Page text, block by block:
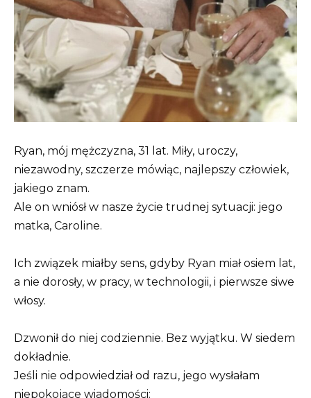
Ryan, mój mężczyzna, 31 lat. Miły, uroczy,
niezawodny, szczerze mówiąc, najlepszy człowiek,
jakiego znam.
Ale on wniósł w nasze życie trudnej sytuacji: jego
matka, Caroline.
Ich związek miałby sens, gdyby Ryan miał osiem lat,
a nie dorosły, w pracy, w technologii, i pierwsze siwe
włosy.
Dzwonił do niej codziennie. Bez wyjątku. W siedem
dokładnie.
Jeśli nie odpowiedział od razu, jego wysłałam
niepokojące wiadomości: